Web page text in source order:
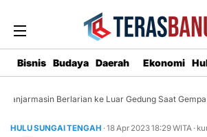
Bisnis Budaya Daerah Ekonomi
Berlarian ke Luar Gedung Saat Gempa
HULU SUNGAI TENGAH · 18 Apr 202318:29WITA ·